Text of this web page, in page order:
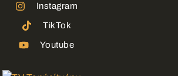
Instagram
TikTok
Youtube